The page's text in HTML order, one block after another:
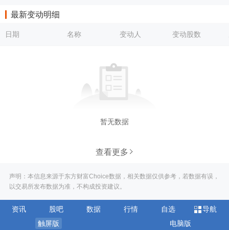
最新变动明细
日期 名称 变动人 变动股数
暂无数据
查看更多
声明：本信息来源于东方财富Choice数据，相关数据仅供参考，若数据有误，
以交易所发布数据为准，不构成投资建议。
资讯 股吧 数据 行情 自选
导航
触屏版
电脑版